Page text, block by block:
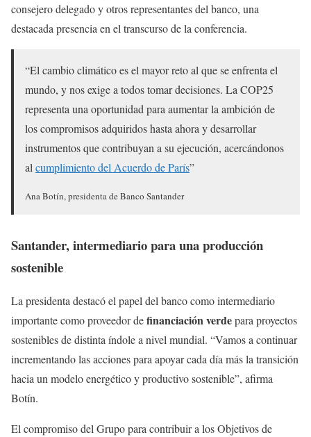
consejero delegado y otros representantes del banco, una
destacada presencia en el transcurso de la conferencia.
“El cambio climático es el mayor reto al que se enfrenta el
mundo, y nos exige a todos tomar decisiones. La COP25
representa una oportunidad para aumentar la ambición de
los compromisos adquiridos hasta ahora y desarrollar
instrumentos que contribuyan a su ejecución, acercándonos
al cumplimiento del Acuerdo de París”
Ana Botín, presidenta de Banco Santander
Santander, intermediario para una producción
sostenible
La presidenta destacó el papel del banco como intermediario
importante como proveedor definanciación verdepara proyectos
sostenibles de distinta índole a nivel mundial. “Vamos a continuar
incrementando las acciones para apoyar cada día más la transición
hacia un modelo energético y productivo sostenible”, afirma
Botín.
El compromiso del Grupo para contribuir a los Objetivos de